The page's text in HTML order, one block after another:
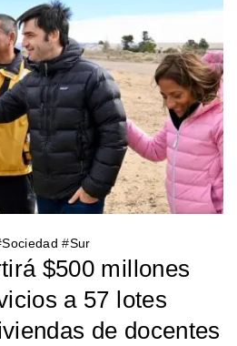
Sociedad #Sur
$500 millones
a 57 lotes
de docentes